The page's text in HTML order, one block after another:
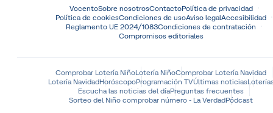
VocentoSobre nosotrosContactoPolítica de privacidad
Política de cookiesCondiciones de usoAviso legalAccesibilidad
Reglamento UE 2024/1083Condiciones de contratación
Compromisos editoriales
Comprobar Lotería NiñoLotería NiñoComprobar Lotería Navidad
Lotería NavidadHoróscopoProgramación TVÚltimas noticias
Escucha las noticias del díaPreguntas frecuentes
Sorteo del Niño comprobar número - La VerdadPódcast